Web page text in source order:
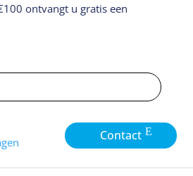
ontvangt u gratis een
Contact